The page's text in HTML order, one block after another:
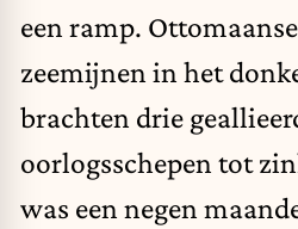
een ramp.
zeemijnen in het
brachten drie
oorlogsschepen tot
was een negen